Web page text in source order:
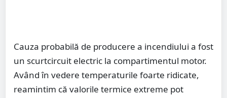
Cauza probabilă de producere a incendiului a fost
un scurtcircuit electric la compartimentul motor.
Având în vedere temperaturile foarte ridicate,
reamintim că valorile termice extreme pot